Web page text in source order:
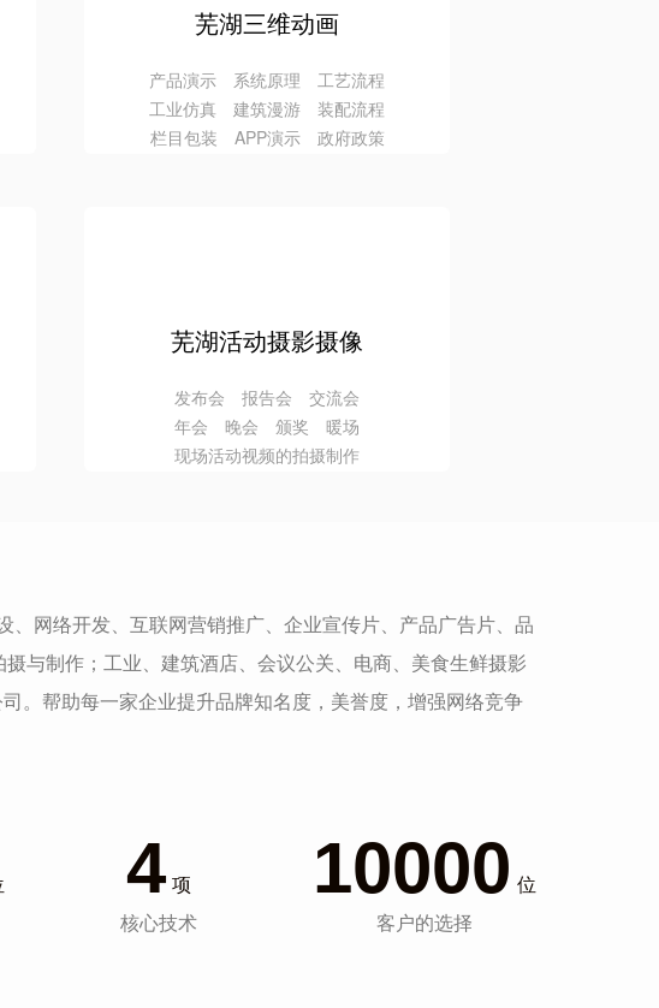
芜湖三维动画
产品演示 系统原理 工艺流程
工业仿真 建筑漫游 装配流程
栏目包装 APP演示 政府政策
芜湖活动摄影摄像
发布会 报告会 交流会
年会 晚会 颁奖 暖场
现场活动视频的拍摄制作
、网络开发、互联网营销推广、企业宣传片、产品广告片、品
与制作；工业、建筑酒店、会议公关、电商、美食生鲜摄影
。帮助每一家企业提升品牌知名度，美誉度，增强网络竞争
4 项
核心技术
10000 位
客户的选择